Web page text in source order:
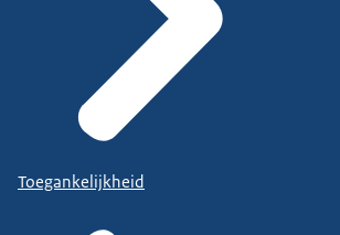
Toegankelijkheid